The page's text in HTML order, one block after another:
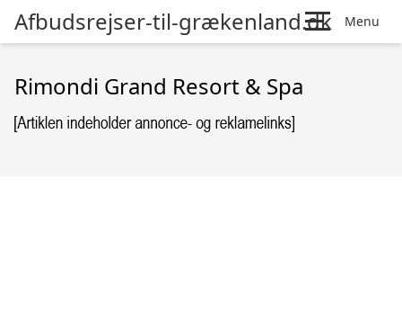
Afbudsrejser-til-grækenland.dk Menu
Rimondi Grand Resort & Spa